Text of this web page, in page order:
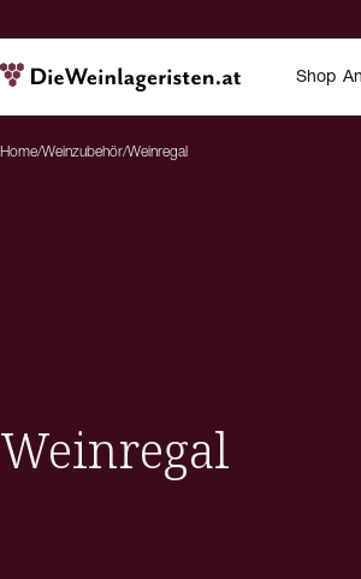
Shop
Home/Weinzubehör/Weinregal
Weinregal